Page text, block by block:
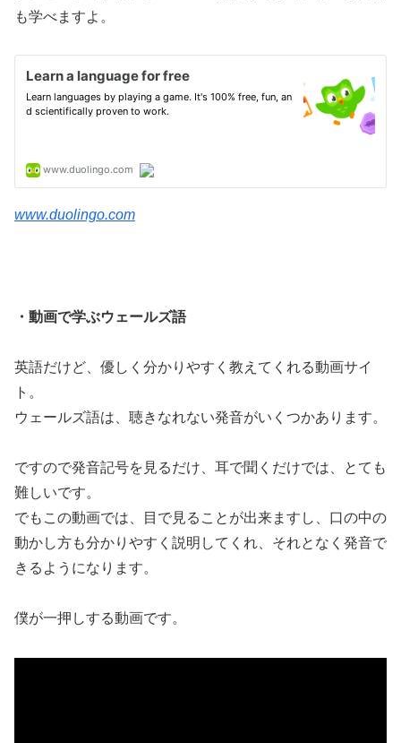
も学べますよ。
www.duolingo.com
・動画で学ぶウェールズ語
英語だけど、優しく分かりやすく教えてくれる動画サイ
ト。
ウェールズ語は、聴きなれない発音がいくつかあります。
ですので発音記号を見るだけ、耳で聞くだけでは、とても
難しいです。
でもこの動画では、目で見ることが出来ますし、口の中の
動かし方も分かりやすく説明してくれ、それとなく発音で
きるようになります。
僕が一押しする動画です。